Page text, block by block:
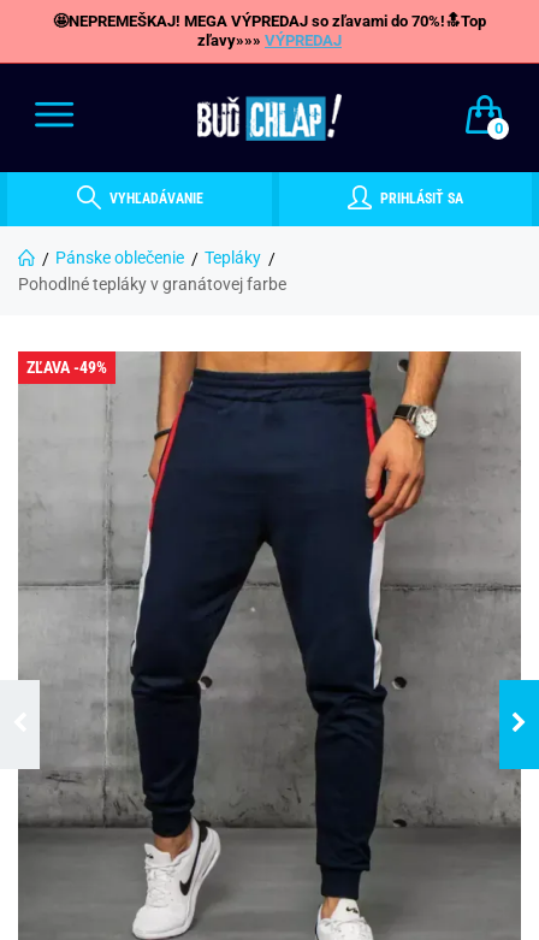
🤩NEPREMEŠKAJ! MEGA VÝPREDAJ so zľavami do 70%!🔝Top
zľavy»»» VÝPREDAJ
0
VYHĽADÁVANIE PRIHLÁSIŤ SA
Pánske oblečenie
Tepláky
Pohodlné tepláky v granátovej farbe
ZĽAVA -49%